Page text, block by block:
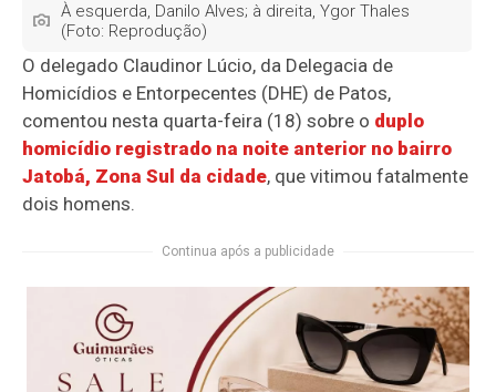
À esquerda, Danilo Alves; à direita, Ygor Thales
(Foto: Reprodução)
O delegado Claudinor Lúcio, da Delegacia de
Homicídios e Entorpecentes (DHE) de Patos,
comentou nesta quarta-feira (18) sobre o duplo
homicídio registrado na noite anterior no bairro
Jatobá, Zona Sul da cidade, que vitimou fatalmente
dois homens.
Continua após a publicidade